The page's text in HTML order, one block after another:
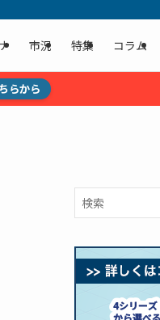
市況 特集 コラム
らから